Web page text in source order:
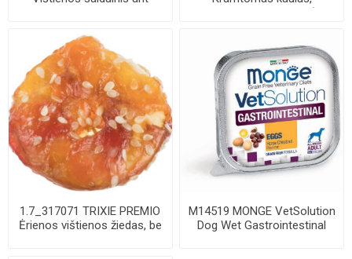
presuotas, 13 cm, 60 g (pa...
1.7_317071 TRIXIE PREMIO
Ėrienos vištienos žiedas, be
M14519 MONGE VetSolution
Dog Wet Gastrointestinal